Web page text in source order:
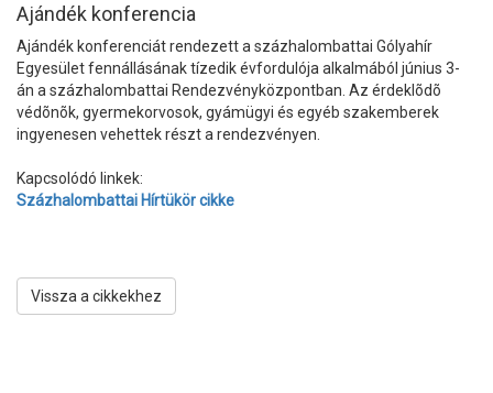
Ajándék konferencia
Ajándék konferenciát rendezett a százhalombattai Gólyahír
Egyesület fennállásának tízedik évfordulója alkalmából június 3-
án a százhalombattai Rendezvényközpontban. Az érdeklõdõ
védõnõk, gyermekorvosok, gyámügyi és egyéb szakemberek
ingyenesen vehettek részt a rendezvényen.
Kapcsolódó linkek:
Százhalombattai Hírtükör cikke
Vissza a cikkekhez